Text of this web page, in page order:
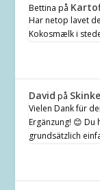
Bettina på
Har netop lavet
Kokosmælk i
David på
Vielen Dank für
Ergänzung! 😊 Du
grundsätzlich